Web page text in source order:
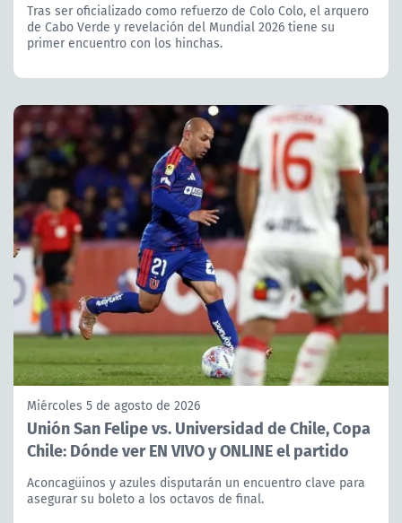
Tras ser oficializado como refuerzo de Colo Colo, el arquero
de Cabo Verde y revelación del Mundial 2026 tiene su
primer encuentro con los hinchas.
Miércoles 5 de agosto de 2026
Unión San Felipe vs. Universidad de Chile, Copa
Chile: Dónde ver EN VIVO y ONLINE el partido
Aconcagüinos y azules disputarán un encuentro clave para
asegurar su boleto a los octavos de final.